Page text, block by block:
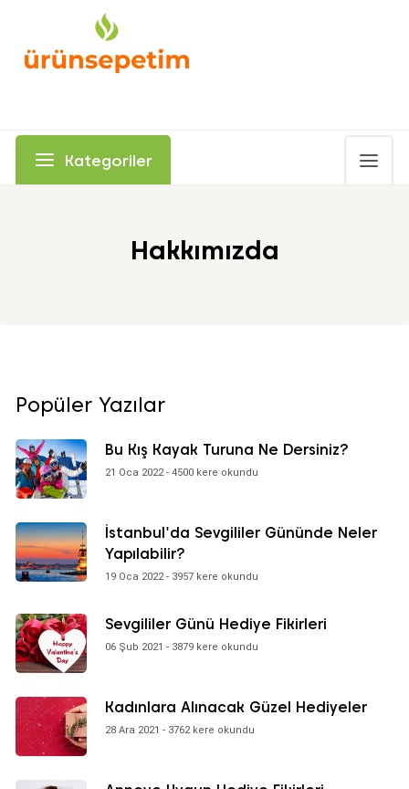
Kategoriler
Hakkımızda
Popüler Yazılar
Bu Kış Kayak Turuna Ne Dersiniz?
21 Oca 2022 - 4500 kere okundu
İstanbul'da Sevgililer Gününde Neler
Yapılabilir?
19 Oca 2022 - 3957 kere okundu
Sevgililer Günü Hediye Fikirleri
06 Şub 2021 - 3879 kere okundu
Kadınlara Alınacak Güzel Hediyeler
28 Ara 2021 - 3762 kere okundu